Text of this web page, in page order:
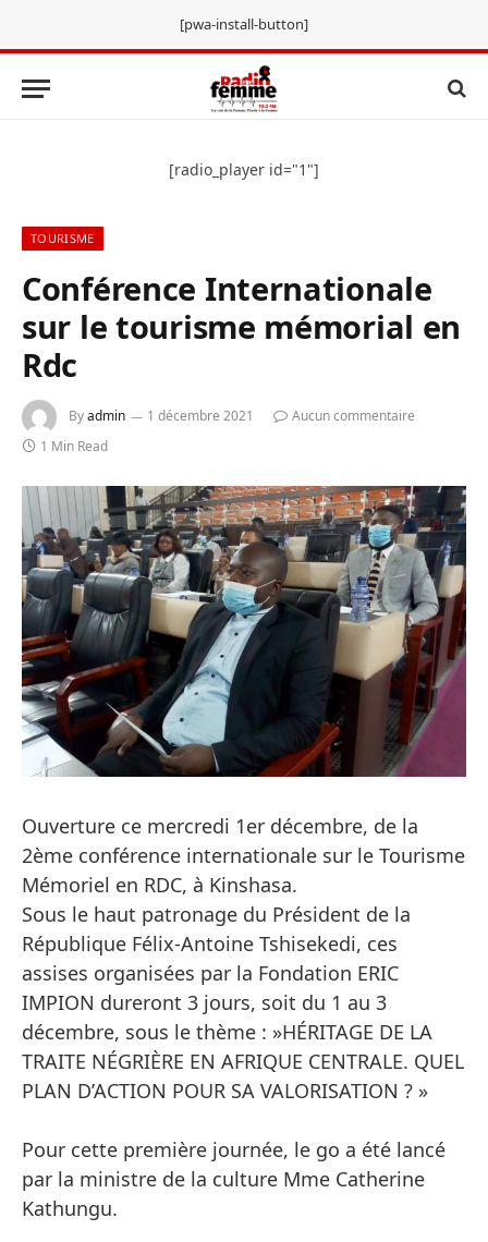
[pwa-install-button]
[radio_player id="1"]
TOURISME
Conférence Internationale
sur le tourisme mémorial en
Rdc
Byadmin 1 décembre 2021
Aucun commentaire
1 Min Read
Ouverture ce mercredi 1er décembre, de la
2ème conférence internationale sur le Tourisme
Mémoriel en RDC, à Kinshasa.
Sous le haut patronage du Président de la
République Félix-Antoine Tshisekedi, ces
assises organisées par la Fondation ERIC
IMPION dureront 3 jours, soit du 1 au 3
décembre, sous le thème : »HÉRITAGE DE LA
TRAITE NÉGRIÈRE EN AFRIQUE CENTRALE. QUEL
PLAN D’ACTION POUR SA VALORISATION ? »
Pour cette première journée, le go a été lancé
par la ministre de la culture Mme Catherine
Kathungu.